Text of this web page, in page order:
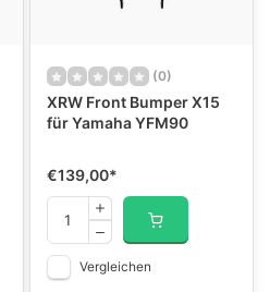
(0)
XRW Front Bumper X15
für Yamaha YFM90
€139,00*
Vergleichen